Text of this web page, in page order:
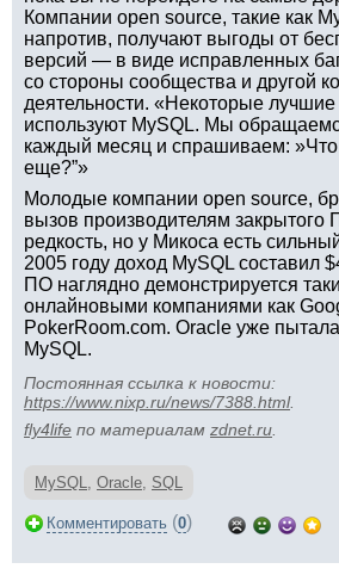
Компании open source, такие как
напротив, получают выгоды от
версий — в виде исправленных
со стороны сообщества и другой
деятельности. «Некоторые
используют MySQL. Мы
каждый месяц и спрашиваем: »Что
еще?”»
Молодые компании open source,
вызов производителям закрытого
редкость, но у Микоса есть
2005 году доход MySQL составил
ПО наглядно демонстрируется
онлайновыми компаниями как
PokerRoom.com. Oracle уже
MySQL.
Постоянная ссылка к новости:
https://www.nixp.ru/news/7388.html.
fly4life по материалам zdnet.ru
MySQL, Oracle, SQL
Комментировать (0)